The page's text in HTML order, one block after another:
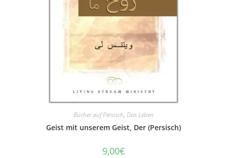
Bücher auf Persisch, Das Leben
Geist mit unserem Geist, Der (Persisch)
9,00€